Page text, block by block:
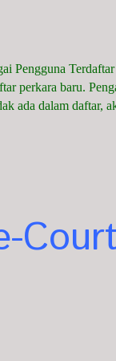
Terdaftar
perkara baru.
ada dalam daftar,